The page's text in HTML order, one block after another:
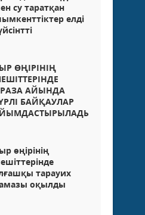
су таратқан
елді
ӨҢІРІНІҢ
АЙЫНДА
БАЙҚАУЛАР
өңірінің
тарауих
оқылды